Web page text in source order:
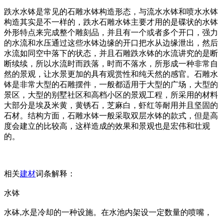
跌水水钵是常见的石雕水钵构造形态，与流水水钵和喷水水钵
构造其实是不一样的，跌水石雕水钵主要才用的是碟状的水钵
外形特点来完成整个雕刻品，并且有一个或者多个开口，强力
的水流和水压通过这些水钵边缘的开口把水从边缘泄出，然后
水流如同空中落下的状态，并且石雕跌水钵的水流讲究的是断
断续续，所以水流时而跌落，时而不落水，所形成一种非常自
然的景观，让水景更加的具有观赏性和纯天然的感官。石雕水
钵是非常大型的石雕摆件，一般都适用于大型的广场，大型的
景区，大型的别墅社区和高档小区的景观工程，所采用的材料
大部分是埃及米黄，黄锈石，芝麻白，虾红等耐用并且坚固的
石材。结构方面，石雕水钵一般采取双层水钵的款式，但是高
度会建立的比较高，这样造成的效果和景观也是宏伟和壮观
的。
相关建材词条解释：
水钵
水砵,水是冷却的一种设施。在水池内架设一定数量的喷嘴，